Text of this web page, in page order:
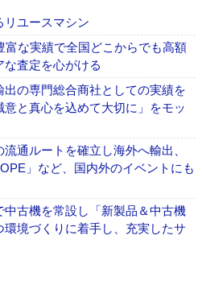
リユースマシン
な実績で全国どこからでも高額
査定を心がける
の専門総合商社としての実績を
と真心を込めて大切に」をモッ
通ルートを確立し海外へ輸出、
」など、国内外のイベントにも
古機を常設し「新製品＆中古機
境づくりに着手し、充実したサ